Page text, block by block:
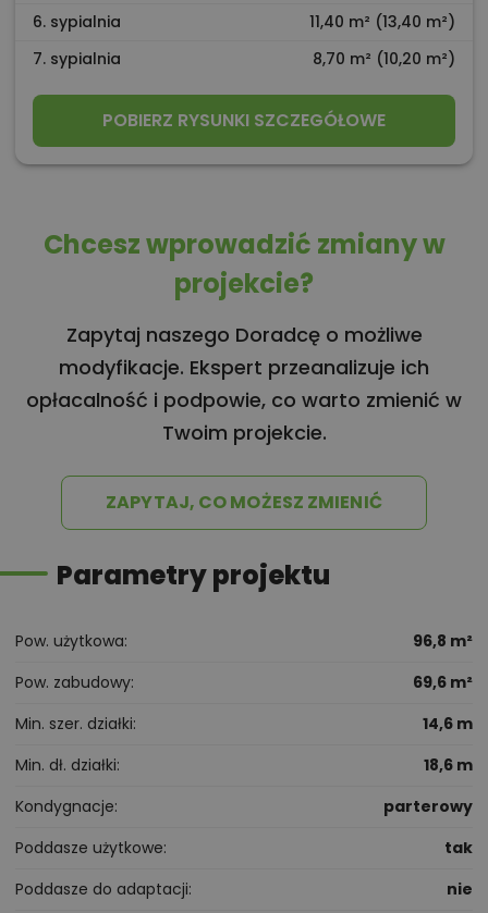
6. sypialnia
11,40 m² (13,40 m²)
7. sypialnia
8,70 m² (10,20 m²)
POBIERZ RYSUNKI SZCZEGÓŁOWE
Chcesz wprowadzić zmiany w
projekcie?
Zapytaj naszego Doradcę o możliwe
modyfikacje. Ekspert przeanalizuje ich
opłacalność i podpowie, co warto zmienić w
Twoim projekcie.
ZAPYTAJ, CO MOŻESZ ZMIENIĆ
Parametry projektu
Pow. użytkowa
96,8 m²
Pow. zabudowy
69,6 m²
Min. szer. działki
14,6 m
Min. dł. działki
18,6 m
Kondygnacje
parterowy
Poddasze użytkowe
tak
Poddasze do adaptacji
nie